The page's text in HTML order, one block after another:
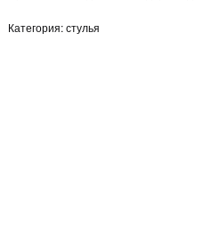
Категория: стулья